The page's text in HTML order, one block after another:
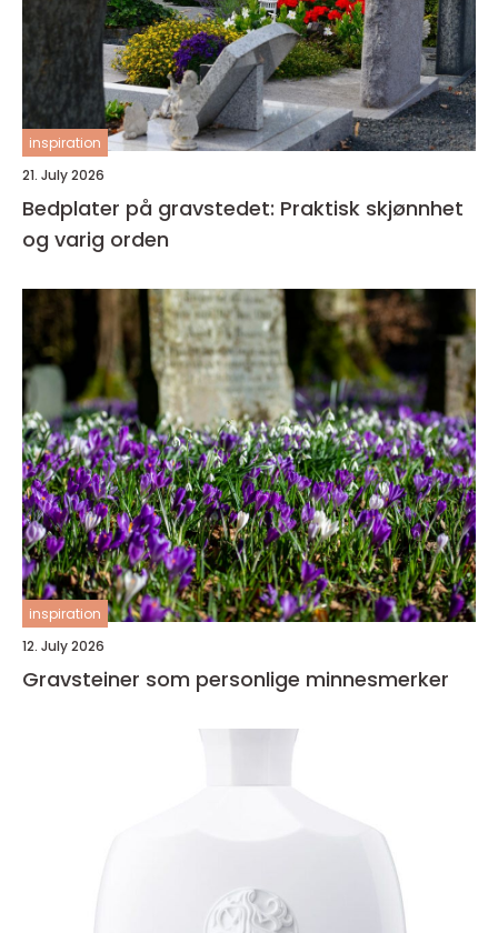
inspiration
21. July 2026
Bedplater på gravstedet: Praktisk skjønnhet
og varig orden
inspiration
12. July 2026
Gravsteiner som personlige minnesmerker